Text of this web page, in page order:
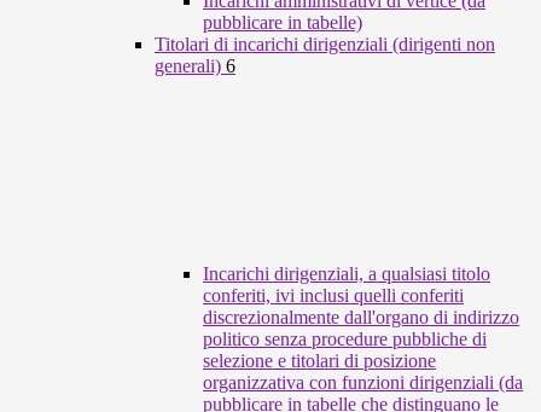
pubblicare in tabelle)
Titolari di incarichi dirigenziali (dirigenti non
generali) 6
Incarichi dirigenziali, a qualsiasi titolo
conferiti, ivi inclusi quelli conferiti
discrezionalmente dall'organo di indirizzo
politico senza procedure pubbliche di
selezione e titolari di posizione
organizzativa con funzioni dirigenziali (da
pubblicare in tabelle che distinguano le